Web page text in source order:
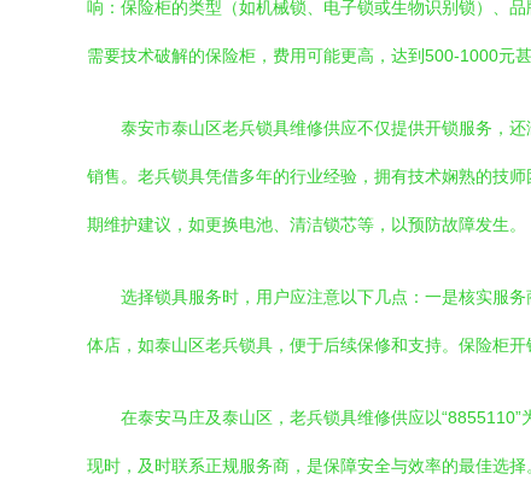
响：保险柜的类型（如机械锁、电子锁或生物识别锁）、
需要技术破解的保险柜，费用可能更高，达到500-1000元
泰安市泰山区老兵锁具维修供应不仅提供开锁服务，
销售。老兵锁具凭借多年的行业经验，拥有技术娴熟的技
期维护建议，如更换电池、清洁锁芯等，以预防故障发生。
选择锁具服务时，用户应注意以下几点：一是核实服
体店，如泰山区老兵锁具，便于后续保修和支持。保险柜
在泰安马庄及泰山区，老兵锁具维修供应以
现时，及时联系正规服务商，是保障安全与效率的最佳选择